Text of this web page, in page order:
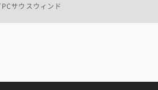
サウスウィンド